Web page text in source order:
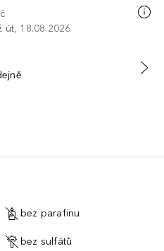
út, 18.08.2026
KOŠÍKU
bez parafinu
bez sulfátů